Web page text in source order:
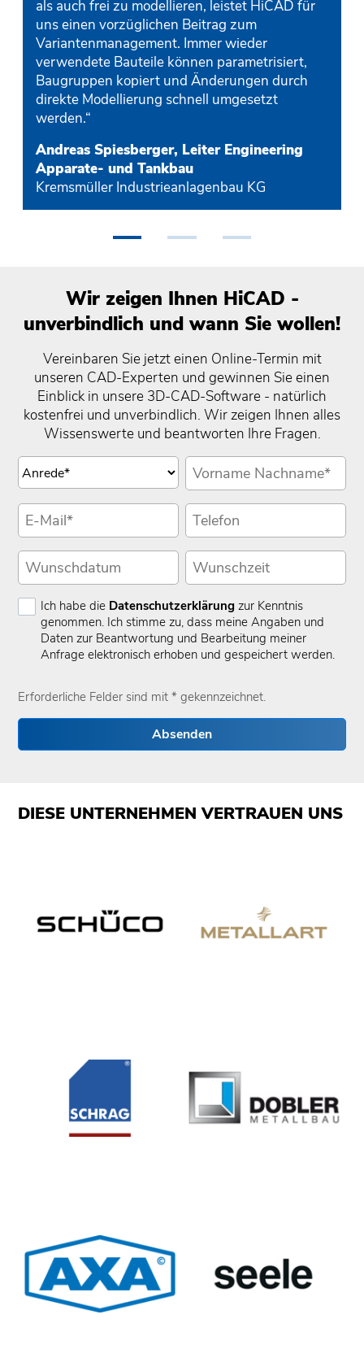
als auch frei zu modellieren, leistet HiCAD für
uns einen vorzüglichen Beitrag zum
Variantenmanagement. Immer wieder
verwendete Bauteile können parametrisiert,
Baugruppen kopiert und Änderungen durch
direkte Modellierung schnell umgesetzt
werden.“
Andreas Spiesberger, Leiter Engineering
Apparate- und Tankbau
Kremsmüller Industrieanlagenbau KG
Wir zeigen Ihnen HiCAD -
unverbindlich und wann Sie wollen!
Vereinbaren Sie jetzt einen Online-Termin mit
unseren CAD-Experten und gewinnen Sie einen
Einblick in unsere 3D-CAD-Software - natürlich
kostenfrei und unverbindlich. Wir zeigen Ihnen alles
Wissenswerte und beantworten Ihre Fragen.
Ich habe die Datenschutzerklärung zur Kenntnis
genommen. Ich stimme zu, dass meine Angaben und
Daten zur Beantwortung und Bearbeitung meiner
Anfrage elektronisch erhoben und gespeichert werden.
Erforderliche Felder sind mit * gekennzeichnet.
Absenden
DIESE UNTERNEHMEN VERTRAUEN UNS